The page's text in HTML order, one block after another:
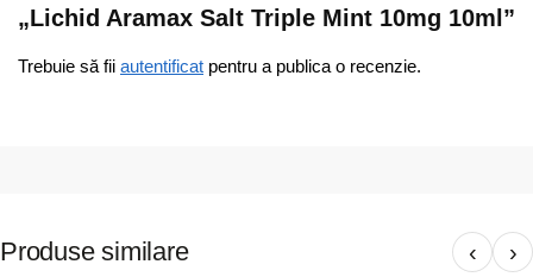
„Lichid Aramax Salt Triple Mint 10mg 10ml”
Trebuie să fii autentificat pentru a publica o recenzie.
Produse similare ‹ ›